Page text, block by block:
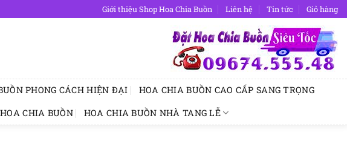
Giới thiệu Shop Hoa Chia Buồn Liên hệ Tin tức Giỏ hàng
PHONG CÁCH HIỆN ĐẠI
HOA CHIA BUỒN CAO CẤP SANG TRỌNG
CHIA BUỒN HOA CHIA BUỒN NHÀ TANG LỄ